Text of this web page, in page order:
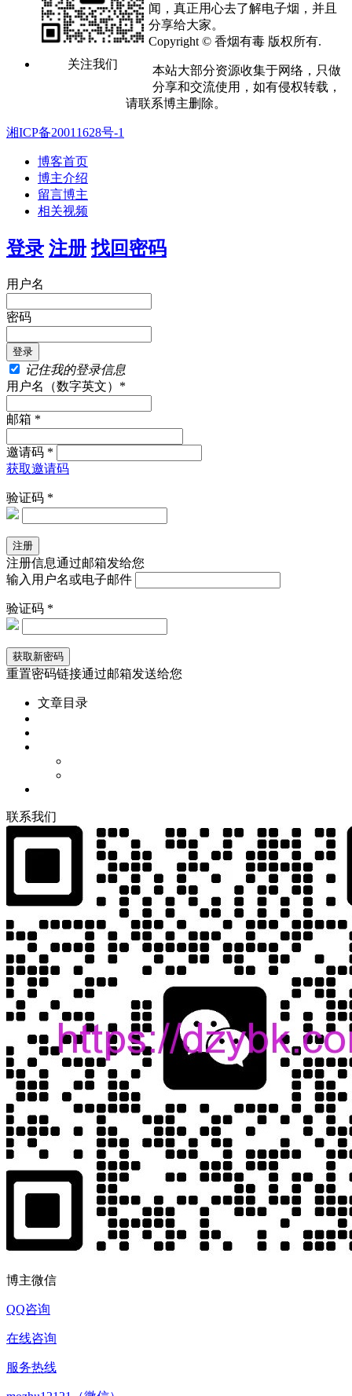
关注我们
闻，真正用心去了解电子烟，并且
分享给大家。
Copyright © 香烟有毒 版权所有.
本站大部分资源收集于网络，只做
分享和交流使用，如有侵权转载，
请联系博主删除。
湘ICP备20011628号-1
博客首页
博主介绍
留言博主
相关视频
登录 注册 找回密码
用户名
密码
记住我的登录信息
用户名（数字英文）*
邮箱 *
邀请码 *
获取邀请码
验证码 *
注册信息通过邮箱发给您
输入用户名或电子邮件
验证码 *
重置密码链接通过邮箱发送给您
文章目录
联系我们
博主微信
QQ咨询
在线咨询
服务热线